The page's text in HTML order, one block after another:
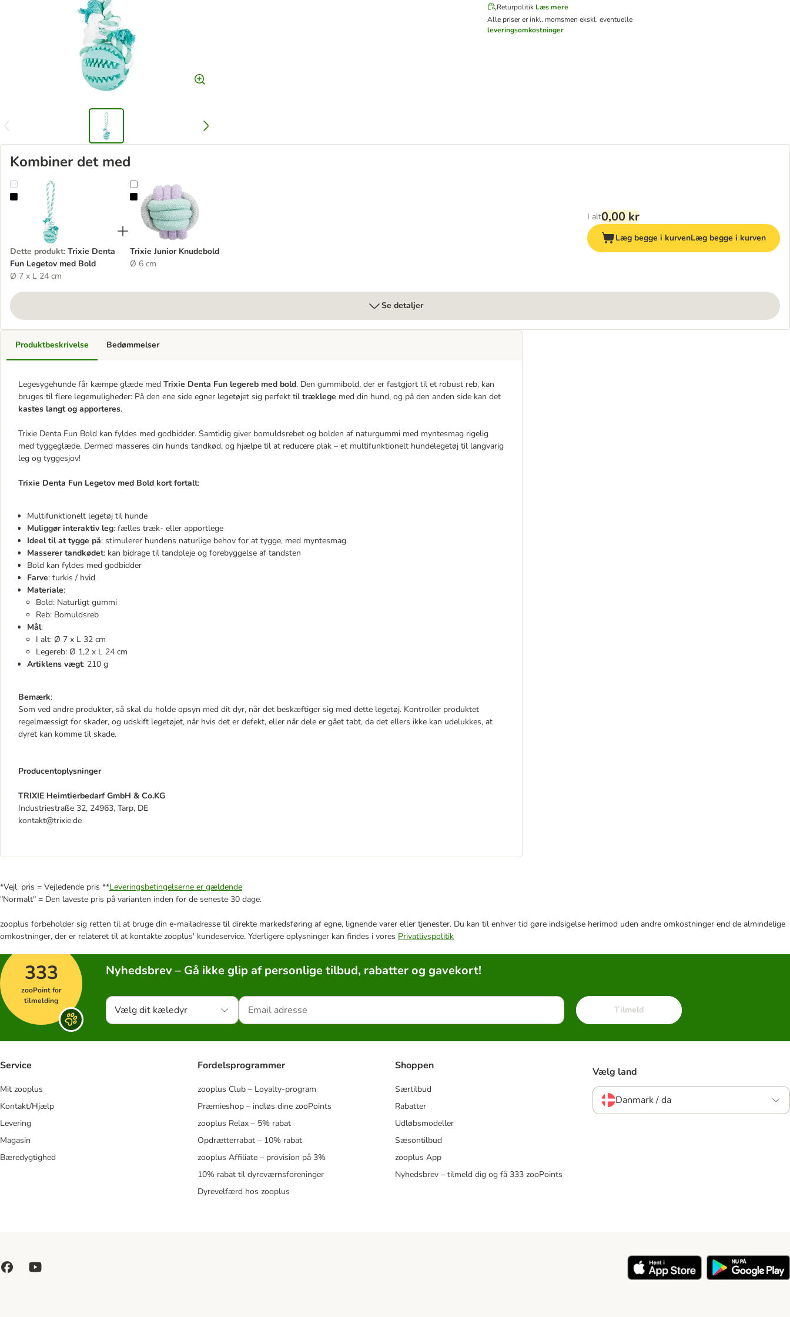
Returpolitik Læs mere
Alle priser er inkl. momsmen ekskl. eventuelle
leveringsomkostninger
Kombiner det med
Trixie Denta Fun Legetov med Bold
Dette produkt: Trixie Denta
Fun Legetov med Bold
Ø 7 x L 24 cm
Trixie Junior Knudebold
Trixie Junior Knudebold
Ø 6 cm
I alt0,00 kr
Læg begge i kurvenLæg begge i kurven
Se detaljer
Produktbeskrivelse
Legesygehunde får kæmpe glæde med Trixie Denta Fun legereb med bold. Den gummibold, der er fastgjort til et robust reb, kan
bruges til flere legemuligheder: På den ene side egner legetøjet sig perfekt til træklege med din hund, og på den anden side kan det
kastes langt og apporteres.
Trixie Denta Fun Bold kan fyldes med godbidder. Samtidig giver bomuldsrebet og bolden af naturgummi med myntesmag rigelig
med tyggeglæde. Dermed masseres din hunds tandkød, og hjælpe til at reducere plak – et multifunktionelt hundelegetøj til langvarig
leg og tyggesjov!
Trixie Denta Fun Legetov med Bold kort fortalt:
Multifunktionelt legetøj til hunde
Muliggør interaktiv leg: fælles træk- eller apportlege
Ideel til at tygge på: stimulerer hundens naturlige behov for at tygge, med myntesmag
Masserer tandkødet: kan bidrage til tandpleje og forebyggelse af tandsten
Bold kan fyldes med godbidder
Farve: turkis / hvid
Materiale:
Bold: Naturligt gummi
Reb: Bomuldsreb
Mål:
I alt: Ø 7 x L 32 cm
Legereb: Ø 1,2 x L 24 cm
Artiklens vægt: 210 g
Bemærk:
Som ved andre produkter, så skal du holde opsyn med dit dyr, når det beskæftiger sig med dette legetøj. Kontroller produktet
regelmæssigt for skader, og udskift legetøjet, når hvis det er defekt, eller når dele er gået tabt, da det ellers ikke kan udelukkes, at
dyret kan komme til skade.
Producentoplysninger
TRIXIE Heimtierbedarf GmbH & Co.KG
Industriestraße 32, 24963, Tarp, DE
kontakt@trixie.de
Bedømmelser
*Vejl. pris = Vejledende pris **Leveringsbetingelserne er gældende
"Normalt" = Den laveste pris på varianten inden for de seneste 30 dage.
zooplus forbeholder sig retten til at bruge din e-mailadresse til direkte markedsføring af egne, lignende varer eller tjenester. Du kan til enhver tid gøre indsigelse herimod uden andre omkostninger end de almindelige
omkostninger, der er relateret til at kontakte zooplus' kundeservice. Yderligere oplysninger kan findes i vores Privatlivspolitik
333
zooPoint for
tilmelding
Nyhedsbrev – Gå ikke glip af personlige tilbud, rabatter og gavekort!
Vælg dit kæledyr Tilmeld
Service
Mit zooplus
Kontakt/Hjælp
Levering
Magasin
Bæredygtighed
Fordelsprogrammer
zooplus Club – Loyalty-program
Præmieshop – indløs dine zooPoints
zooplus Relax – 5% rabat
Opdrætterrabat – 10% rabat
zooplus Affiliate – provision på 3%
10% rabat til dyreværnsforeninger
Dyrevelfærd hos zooplus
Shoppen
Særtilbud
Rabatter
Udløbsmodeller
Sæsontilbud
zooplus App
Nyhedsbrev – tilmeld dig og få 333 zooPoints
Vælg land
Danmark / da